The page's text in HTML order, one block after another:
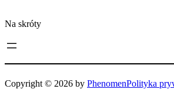
Na skróty
Copyright © 2026 by PhenomenPolityka